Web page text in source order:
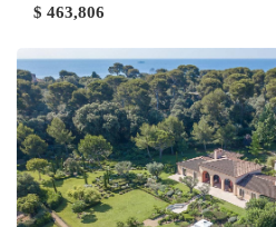
$ 463,806